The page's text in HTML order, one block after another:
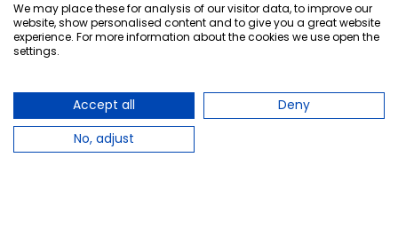
We may place these for analysis of our visitor data, to improve our
website, show personalised content and to give you a great website
experience. For more information about the cookies we use open the
settings.
Accept all
Deny
No, adjust